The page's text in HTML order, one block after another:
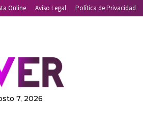
Online Aviso Legal Política de Privacidad
7, 2026